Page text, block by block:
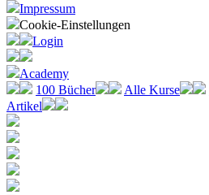
Impressum
Cookie-Einstellungen
Login
Academy
100 Bücher
Alle Kurse
Artikel